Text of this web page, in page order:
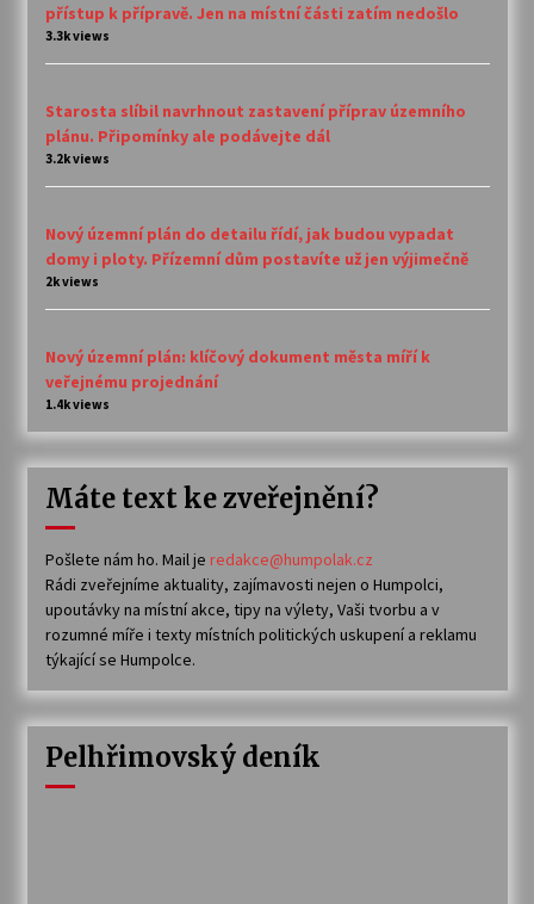
přístup k přípravě. Jen na místní části zatím nedošlo
3.3k views
Starosta slíbil navrhnout zastavení příprav územního
plánu. Připomínky ale podávejte dál
3.2k views
Nový územní plán do detailu řídí, jak budou vypadat
domy i ploty. Přízemní dům postavíte už jen výjimečně
2k views
Nový územní plán: klíčový dokument města míří k
veřejnému projednání
1.4k views
Máte text ke zveřejnění?
Pošlete nám ho. Mail je redakce@humpolak.cz
Rádi zveřejníme aktuality, zajímavosti nejen o Humpolci,
upoutávky na místní akce, tipy na výlety, Vaši tvorbu a v
rozumné míře i texty místních politických uskupení a reklamu
týkající se Humpolce.
Pelhřimovský deník